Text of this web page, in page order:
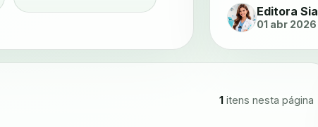
Editora Sia
01 abr 2026
1 itens nesta página